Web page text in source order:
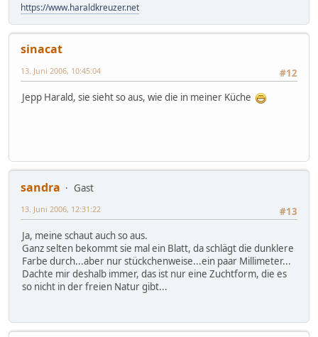
https://www.haraldkreuzer.net
sinacat
#12
13. Juni 2006, 10:45:04
Jepp Harald, sie sieht so aus, wie die in meiner Küche
sandra
Gast
#13
13. Juni 2006, 12:31:22
Ja, meine schaut auch so aus.
Ganz selten bekommt sie mal ein Blatt, da schlägt die dunklere
Farbe durch...aber nur stückchenweise...ein paar Millimeter...
Dachte mir deshalb immer, das ist nur eine Zuchtform, die es
so nicht in der freien Natur gibt...